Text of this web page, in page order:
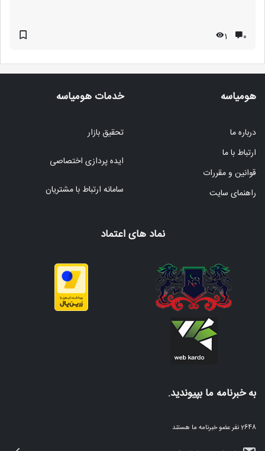
۰ 1
هومیاسه
درباره ما
ارتباط با ما
قوانین و مقررات
راهنمای سایت
خدمات هومیاسه
تحقیق بازار
ایده پردازی اختصاصی
سامانه ارتباط با مشتریان
نماد های اعتماد
به خبرنامه ما بپیوندید.
2648 نفر عضو خبرنامه ما هستند